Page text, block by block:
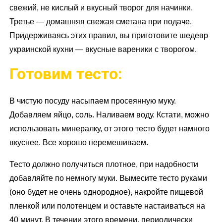
свежий, не кислый и вкусный творог для начинки.
Третье — домашняя свежая сметана при подаче.
Придерживаясь этих правил, вы приготовите шедевр
украинской кухни — вкусные вареники с творогом.
Готовим тесто:
В чистую посуду насыпаем просеянную муку.
Добавляем яйцо, соль. Наливаем воду. Кстати, можно
использовать минералку, от этого тесто будет намного
вкуснее. Все хорошо перемешиваем.
Тесто должно получиться плотное, при надобности
добавляйте по немногу муки. Вымесите тесто руками
(оно будет не очень однородное), накройте пищевой
пленкой или полотенцем и оставьте настаиваться на
40 минут. В течении этого времени, периодически